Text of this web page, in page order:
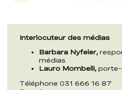
Interlocuteur des médias
Barbara Nyfeler,
médias
Lauro Mombelli, porte-
Téléphone 031 666 16 87